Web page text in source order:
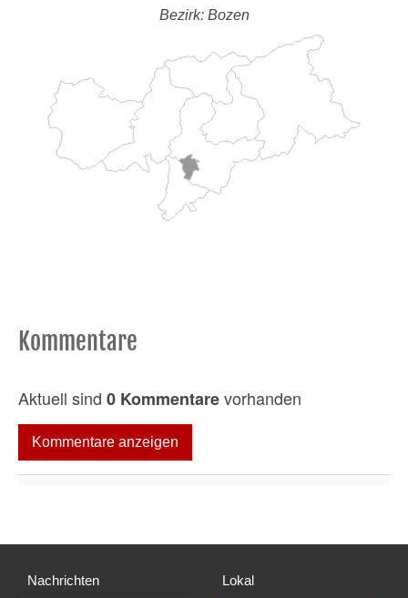
Bezirk: Bozen
Kommentare
Aktuell sind 0 Kommentarevorhanden
Kommentare anzeigen
Nachrichten Lokal